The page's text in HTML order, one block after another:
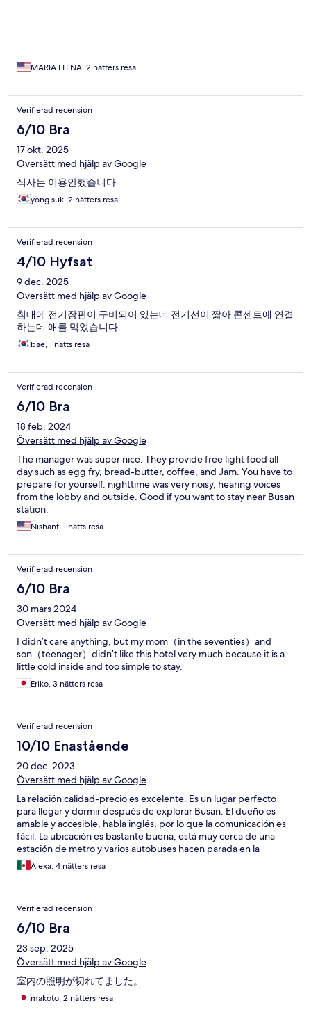
MARIA ELENA, 2 nätters resa
Verifierad recension
6/10 Bra
17 okt. 2025
Översätt med hjälp av Google
식사는 이용안했습니다
yong suk, 2 nätters resa
Verifierad recension
4/10 Hyfsat
9 dec. 2025
Översätt med hjälp av Google
침대에 전기장판이 구비되어 있는데 전기선이 짧아 콘센트에 연결
하는데 애를 먹었습니다.
bae, 1 natts resa
Verifierad recension
6/10 Bra
18 feb. 2024
Översätt med hjälp av Google
The manager was super nice. They provide free light food all
day such as egg fry, bread-butter, coffee, and Jam. You have to
prepare for yourself. nighttime was very noisy, hearing voices
from the lobby and outside. Good if you want to stay near Busan
station.
Nishant, 1 natts resa
Verifierad recension
6/10 Bra
30 mars 2024
Översätt med hjälp av Google
I didn’t care anything, but my mom（in the seventies）and
son（teenager）didn’t like this hotel very much because it is a
little cold inside and too simple to stay.
Eriko, 3 nätters resa
Verifierad recension
10/10 Enastående
20 dec. 2023
Översätt med hjälp av Google
La relación calidad-precio es excelente. Es un lugar perfecto
para llegar y dormir después de explorar Busan. El dueño es
amable y accesible, habla inglés, por lo que la comunicación es
fácil. La ubicación es bastante buena, está muy cerca de una
estación de metro y varios autobuses hacen parada en la
estación. Puedes transportarte a varios lugares sin problema. Si
viajas con un presupuesto limitado puedes ahorrar una cantidad
habitaciones son cómodas y calientes. La limpieza general es
adecuada.
Alexa, 4 nätters resa
Verifierad recension
6/10 Bra
23 sep. 2025
Översätt med hjälp av Google
室内の照明が切れてました。
makoto, 2 nätters resa